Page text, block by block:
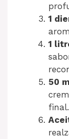
1
1
50
final.